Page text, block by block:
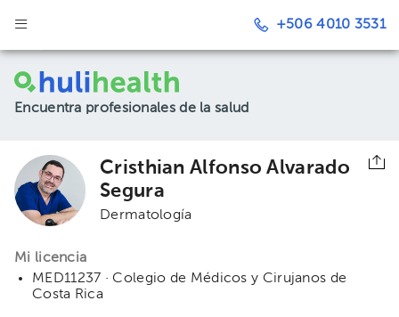
+506 4010 3531
Encuentra profesionales de la salud
Cristhian Alfonso Alvarado
Segura
Dermatología
Mi licencia
MED11237 · Colegio de Médicos y Cirujanos de
Costa Rica